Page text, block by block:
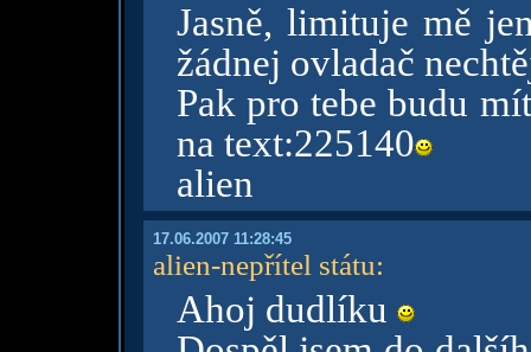
Jasně, limituje mě
žádnej ovladač
Pak pro tebe budu
na text:225140
alien
17.06.2007 11:28:45
alien-nepřítel státu:
Ahoj dudlíku